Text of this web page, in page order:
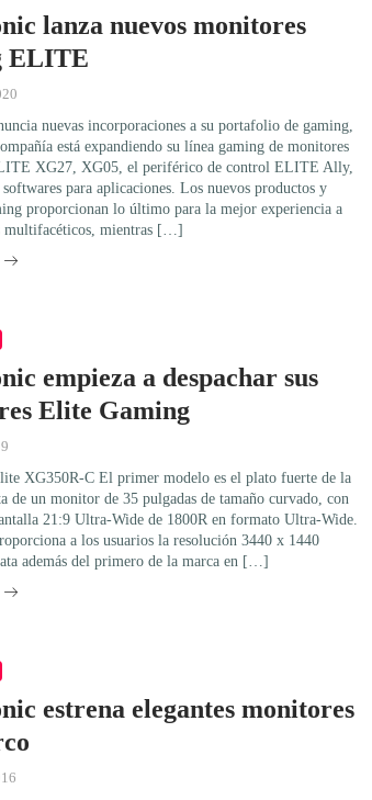
lanza nuevos monitores
ELITE
nuevas incorporaciones a su portafolio de gaming,
está expandiendo su línea gaming de monitores
XG27, XG05, el periférico de control ELITE Ally,
para aplicaciones. Los nuevos productos y
proporcionan lo último para la mejor experiencia a
multifacéticos, mientras […]
empieza a despachar sus
Elite Gaming
XG350R-C El primer modelo es el plato fuerte de la
de un monitor de 35 pulgadas de tamaño curvado, con
21:9 Ultra-Wide de 1800R en formato Ultra-Wide.
a los usuarios la resolución 3440 x 1440
además del primero de la marca en […]
estrena elegantes monitores